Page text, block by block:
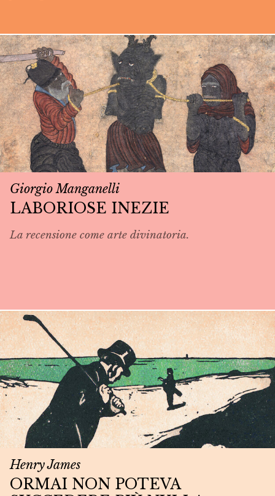
Giorgio Manganelli
LABORIOSE INEZIE
La recensione come arte divinatoria.
Henry James
ORMAI NON POTEVA